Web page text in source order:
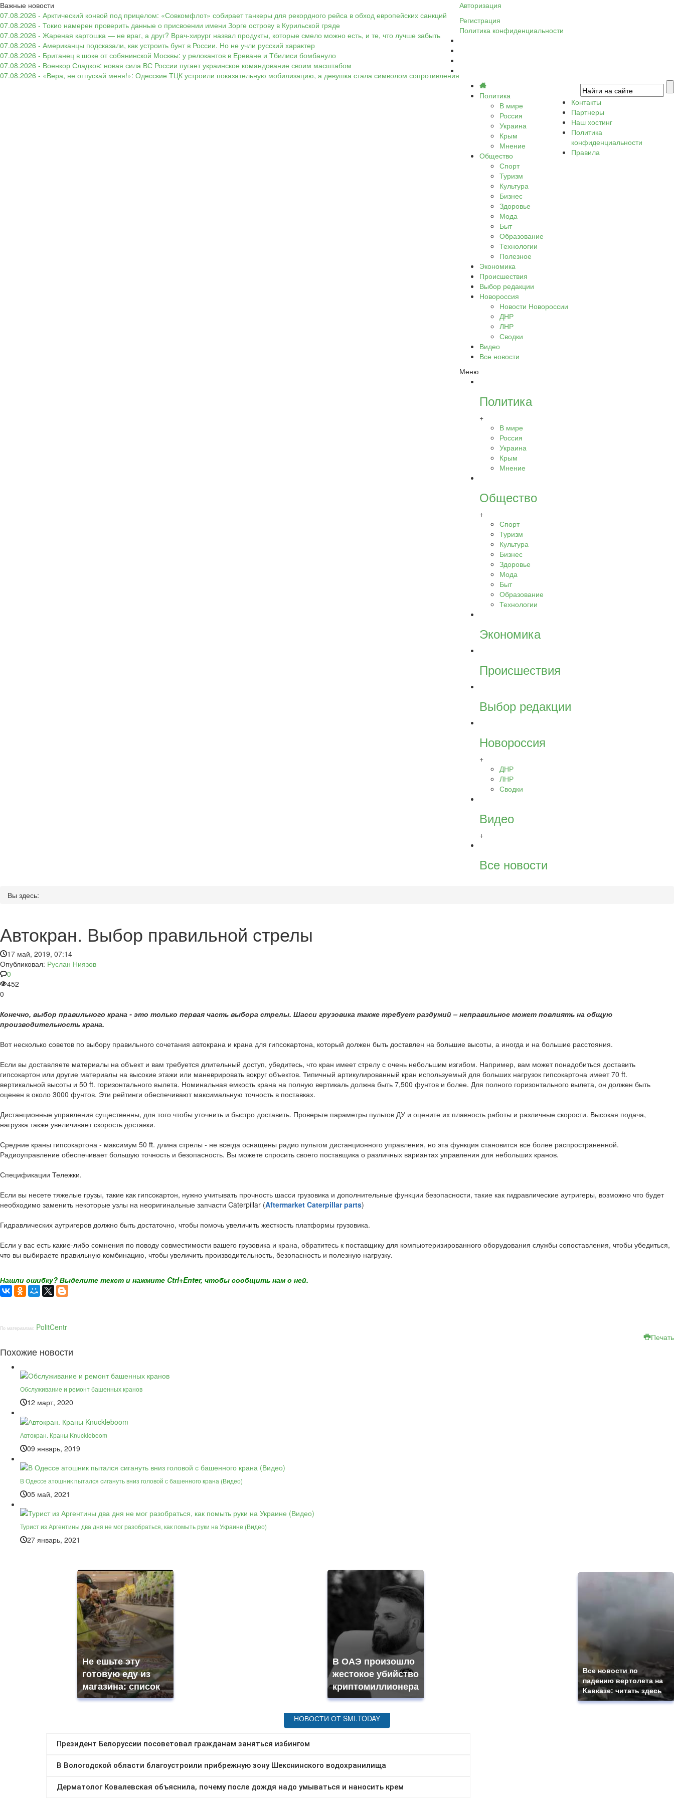
Важные новости
07.08.2026 - Арктический конвой под прицелом: «Совкомфлот» собирает танкеры для рекордного рейса в обход европейских санкций
07.08.2026 - Токио намерен проверить данные о присвоении имени Зорге острову в Курильской гряде
07.08.2026 - Жареная картошка — не враг, а друг? Врач-хирург назвал продукты, которые смело можно есть, и те, что лучше забыть
07.08.2026 - Американцы подсказали, как устроить бунт в России. Но не учли русский характер
07.08.2026 - Британец в шоке от собянинской Москвы: у релокантов в Ереване и Тбилиси бомбануло
07.08.2026 - Военкор Сладков: новая сила ВС России пугает украинское командование своим масштабом
07.08.2026 - «Вера, не отпускай меня!»: Одесские ТЦК устроили показательную мобилизацию, а девушка стала символом сопротивления
Авторизация
Регистрация
Политика конфиденциальности
Политика
В мире
Россия
Украина
Крым
Мнение
Общество
Спорт
Туризм
Культура
Бизнес
Здоровье
Мода
Быт
Образование
Технологии
Полезное
Экономика
Происшествия
Выбор редакции
Новороссия
Новости Новороссии
ДНР
ЛНР
Сводки
Видео
Все новости
Меню
Политика
+
В мире
Россия
Украина
Крым
Мнение
Общество
+
Спорт
Туризм
Культура
Бизнес
Здоровье
Мода
Быт
Образование
Технологии
Экономика
Происшествия
Выбор редакции
Новороссия
+
ДНР
ЛНР
Сводки
Видео
+
Все новости
Контакты
Партнеры
Наш хостинг
Политика
конфиденциальности
Правила
Вы здесь:
Автокран. Выбор правильной стрелы
17 май, 2019, 07:14
Опубликовал: Руслан Ниязов
0
452
0
Конечно, выбор правильного крана - это только первая часть выбора стрелы. Шасси грузовика также требует раздумий – неправильное может повлиять на общую
производительность крана.
Вот несколько советов по выбору правильного сочетания автокрана и крана для гипсокартона, который должен быть доставлен на большие высоты, а иногда и на большие расстояния.
Если вы доставляете материалы на объект и вам требуется длительный доступ, убедитесь, что кран имеет стрелу с очень небольшим изгибом. Например, вам может понадобиться доставить
гипсокартон или другие материалы на высокие этажи или маневрировать вокруг объектов. Типичный артикулированный кран используемый для больших нагрузок гипсокартона имеет 70 ft.
вертикальной высоты и 50 ft. горизонтального вылета. Номинальная емкость крана на полную вертикаль должна быть 7,500 фунтов и более. Для полного горизонтального вылета, он должен быть
оценен в около 3000 фунтов. Эти рейтинги обеспечивают максимальную точность в поставках.
Дистанционные управления существенны, для того чтобы уточнить и быстро доставить. Проверьте параметры пультов ДУ и оцените их плавность работы и различные скорости. Высокая подача,
нагрузка также увеличивает скорость доставки.
Средние краны гипсокартона - максимум 50 ft. длина стрелы - не всегда оснащены радио пультом дистанционного управления, но эта функция становится все более распространенной.
Радиоуправление обеспечивает большую точность и безопасность. Вы можете спросить своего поставщика о различных вариантах управления для небольших кранов.
Спецификации Тележки.
Если вы несете тяжелые грузы, такие как гипсокартон, нужно учитывать прочность шасси грузовика и дополнительные функции безопасности, такие как гидравлические аутригеры, возможно что будет
необходимо заменить некоторые узлы на неоригинальные запчасти Caterpillar (Aftermarket Caterpillar parts)
Гидравлических аутригеров должно быть достаточно, чтобы помочь увеличить жесткость платформы грузовика.
Если у вас есть какие-либо сомнения по поводу совместимости вашего грузовика и крана, обратитесь к поставщику для компьютеризированного оборудования службы сопоставления, чтобы убедиться,
что вы выбираете правильную комбинацию, чтобы увеличить производительность, безопасность и полезную нагрузку.
Нашли ошибку? Выделите текст и нажмите Ctrl+Enter, чтобы сообщить нам о ней.
По материалам: PolitCentr
Печать
Похожие новости
Обслуживание и ремонт башенных кранов
12 март, 2020
Автокран. Краны Knuckleboom
09 январь, 2019
В Одессе атошник пытался сигануть вниз головой с башенного крана (Видео)
05 май, 2021
Турист из Аргентины два дня не мог разобраться, как помыть руки на Украине (Видео)
27 январь, 2021
Не ешьте эту
готовую еду из
магазина: список
В ОАЭ произошло
жестокое убийство
криптомиллионера
Все новости по
падению вертолета на
Кавказе: читать здесь